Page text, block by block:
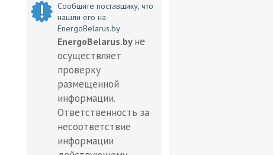
Сообщите поставщику, что
нашли его на
EnergoBelarus.by
EnergoBelarus.by не
осуществляет
проверку
размещенной
информации.
Ответственность за
несоответствие
информации